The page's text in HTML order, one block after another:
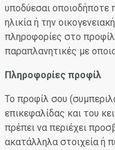
υποδύεσαι οποιοδήποτε
ηλικία ή την
πληροφορίες στο προφίλ
παραπλανητικές με
Πληροφορίες προφίλ
Το προφίλ σου
επικεφαλίδας και του
πρέπει να περιέχει
ακατάλληλα στοιχεία ή